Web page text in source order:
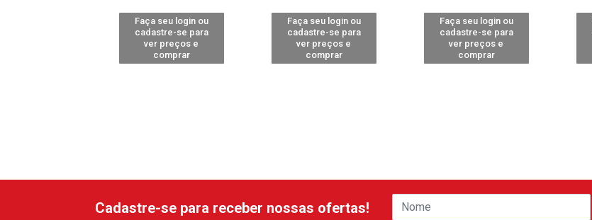
Faça seu login ou
cadastre-se para
ver preços e
comprar
Faça seu login ou
cadastre-se para
ver preços e
comprar
Faça seu login ou
cadastre-se para
ver preços e
comprar
Cadastre-se para receber nossas ofertas!